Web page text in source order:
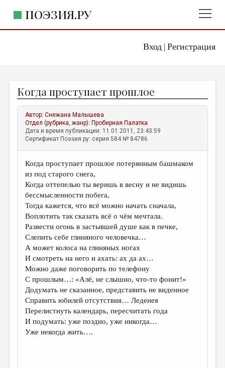
Вход| Регистрация
ПОЭЗИЯ.РУ
ЖАНРЫ
АВТОРЫ
КОММЕНТАРИИ
ЛИТСАЛОН
НОВОСТИ
ПРАВИЛА САЙТА
ОТДЕЛЫ И РУБРИКИ
ИЗБРАННОЕ
ДАЙДЖЕСТ
ПРОИЗВЕДЕНИЯ
ПЕРЕВОДЫ
КОНКУРСЫ
ДЕТСКАЯ КОМНАТА
КНИЖНАЯ ПОЛКА
Когда проступает прошлое
Автор:Снежана Малышева
Отдел (рубрика, жанр): Пробирная Палатка
Дата и время публикации: 11.01.2011, 23:43:59
Сертификат Поэзия.ру: серия 584 № 84786
Когда проступает прошлое потерянным башмаком
из под старого снега,
Когда оттепелью ты веришь в весну и не видишь
бессмысленности побега,
Тогда кажется, что всё можно начать сначала,
Воплотить так сказать всё о чём мечтала.
Развести огонь в застывшей душе как в печке,
Слепить себе глиняного человечка…
А может колоса на глиняных ногах
И смотреть на него и ахать: ах да ах…
Можно даже поговорить по телефону
С прошлым…: «Алё, не слышно, что-то фонит!»
Додумать не сказанное, представить не виденное
Справить юбилей отсутствия… Леденея
Перелистнуть календарь, пересчитать года
И подумать: уже поздно, уже никогда…
Уже некогда жить….